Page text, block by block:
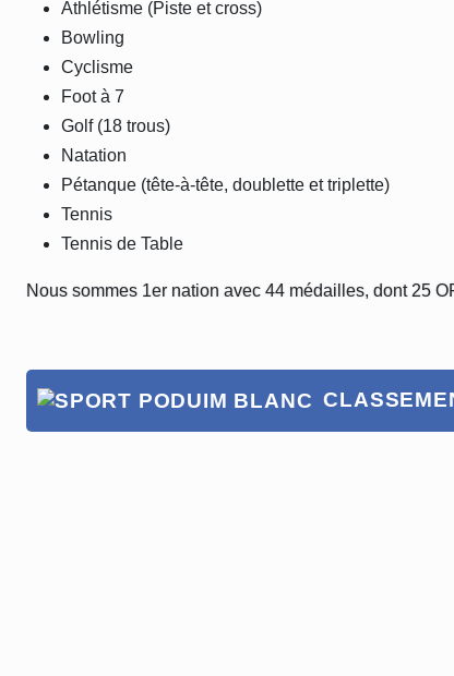
Athlétisme (Piste et cross)
Bowling
Cyclisme
Foot à 7
Golf (18 trous)
Natation
Pétanque (tête-à-tête, doublette et triplette)
Tennis
Tennis de Table
Nous sommes 1er nation avec 44 médailles, dont 25